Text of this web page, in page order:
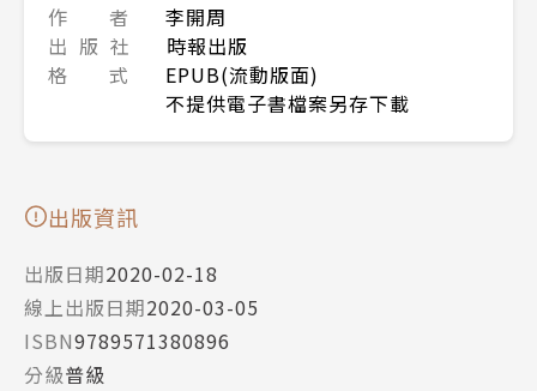
作 者
李開周
出 版 社
時報出版
格 式
EPUB(流動版面)
不提供電子書檔案另存下載
出版資訊
出版日期2020-02-18
線上出版日期2020-03-05
ISBN9789571380896
分級普級